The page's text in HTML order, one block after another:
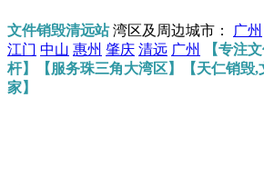
文件销毁清远站湾区及周边城市： 广州
江门 中山 惠州 肇庆 清远 广州
【专注
杆】【服务珠三角大湾区】【天仁销毁
家】